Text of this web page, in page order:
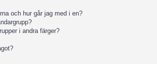
och hur går jag med i en?
i andra färger?